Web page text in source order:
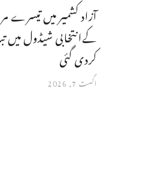
آزاد کشمیر میں تیسرے
کےانتخابی شیڈول میں
کردی گئی
اگست 7, 2026